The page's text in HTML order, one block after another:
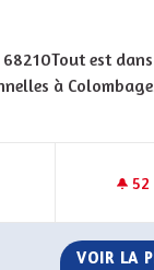
est
à
de la catégorie :
52
VOIR LA